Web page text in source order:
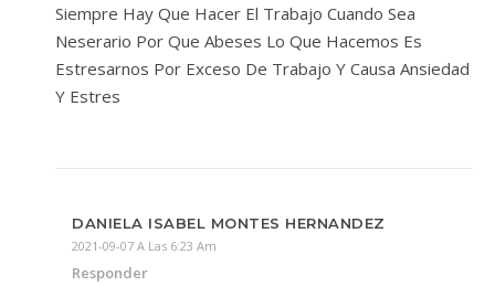
Siempre Hay Que Hacer El Trabajo Cuando Sea
Neserario Por Que Abeses Lo Que Hacemos Es
Estresarnos Por Exceso De Trabajo Y Causa Ansiedad
Y Estres
DANIELA ISABEL MONTES HERNANDEZ
2021-09-07 A Las 6:23 Am
Responder